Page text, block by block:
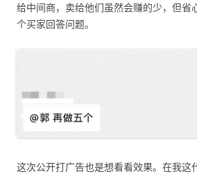
给中间商，卖给他们虽然会赚的少，但省
个买家回答问题。
这次公开打广告也是想看看效果。在我这